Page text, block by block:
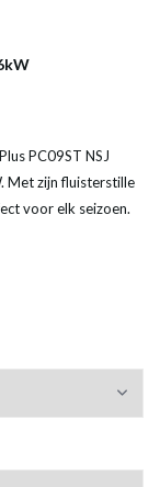
PC09ST NSJ
Met zijn fluisterstille
voor elk seizoen.